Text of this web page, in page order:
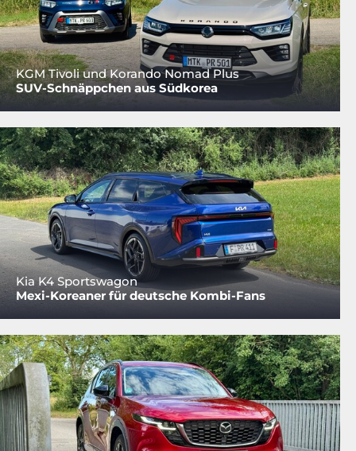
KGM Tivoli und Korando Nomad Plus
SUV-Schnäppchen aus Südkorea
Kia K4 Sportswagon
Mexi-Koreaner für deutsche Kombi-Fans